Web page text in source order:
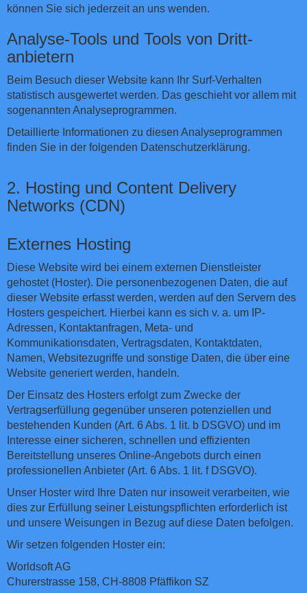
können Sie sich jederzeit an uns wenden.
Analyse-Tools und Tools von Dritt­
anbietern
Beim Besuch dieser Website kann Ihr Surf-Verhalten
statistisch ausgewertet werden. Das geschieht vor allem mit
sogenannten Analyseprogrammen.
Detaillierte Informationen zu diesen Analyseprogrammen
finden Sie in der folgenden Datenschutzerklärung.
2. Hosting und Content Delivery
Networks (CDN)
Externes Hosting
Diese Website wird bei einem externen Dienstleister
gehostet (Hoster). Die personenbezogenen Daten, die auf
dieser Website erfasst werden, werden auf den Servern des
Hosters gespeichert. Hierbei kann es sich v. a. um IP-
Adressen, Kontaktanfragen, Meta- und
Kommunikationsdaten, Vertragsdaten, Kontaktdaten,
Namen, Websitezugriffe und sonstige Daten, die über eine
Website generiert werden, handeln.
Der Einsatz des Hosters erfolgt zum Zwecke der
Vertragserfüllung gegenüber unseren potenziellen und
bestehenden Kunden (Art. 6 Abs. 1 lit. b DSGVO) und im
Interesse einer sicheren, schnellen und effizienten
Bereitstellung unseres Online-Angebots durch einen
professionellen Anbieter (Art. 6 Abs. 1 lit. f DSGVO).
Unser Hoster wird Ihre Daten nur insoweit verarbeiten, wie
dies zur Erfüllung seiner Leistungspflichten erforderlich ist
und unsere Weisungen in Bezug auf diese Daten befolgen.
Wir setzen folgenden Hoster ein:
Worldsoft AG
Churerstrasse 158, CH-8808 Pfäffikon SZ